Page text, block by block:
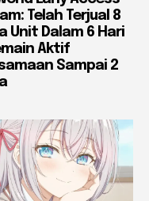
Telah Terjual 8
Unit Dalam 6 Hari
Aktif
Sampai 2